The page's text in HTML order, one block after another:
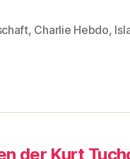
, Charlie Hebdo,
der Kurt